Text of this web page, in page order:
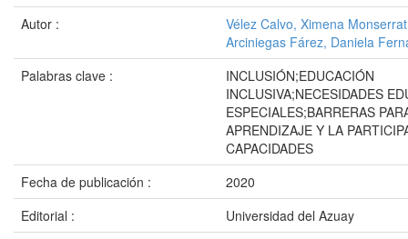
Autor :
Vélez Calvo, Ximena
Arciniegas Fárez, Daniela
Palabras clave :
INCLUSIÓN;EDUCACIÓN
INCLUSIVA;NECESIDADES
ESPECIALES;BARRERAS
APRENDIZAJE Y LA
CAPACIDADES
Fecha de publicación :
2020
Editorial :
Universidad del Azuay